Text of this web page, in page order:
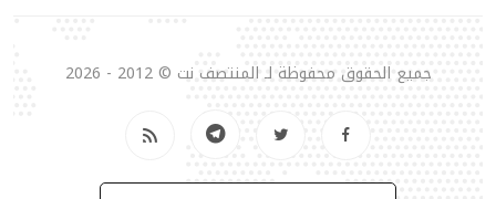
جميع الحقوق محفوظة لـ المنتصف نت © 2012 - 2026